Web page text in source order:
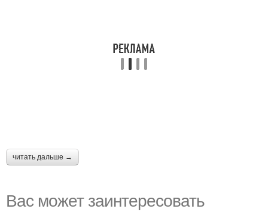
читать дальше →
Вас может заинтересовать